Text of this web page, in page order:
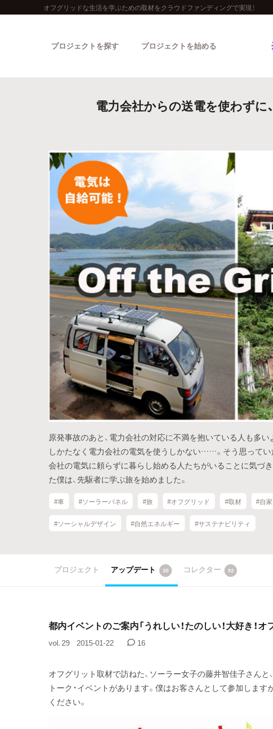
オフグリッドな生活を学ぶための取材をクラウドファンディングで実現！
プロジェクトを探す
人気のプロジェ
最新達
プロジェクトを始める
電力会社からの送電を使わずに
原発事故のあと、電力会社の対応に不満を抱いている人も多い
しかたなく電力会社の電気を使うしかない……。そう思ってい
会社の電気に頼らずに暮らし始める人たちがいることに気づ
た僕は、先駆者に学ぶ旅を始めました。
#車 #ソーラーパネル #旅 #オフグリッド #取材 #自
#ソーシャルデザイン #自然エネルギー #サステナビリティ
プロジェクト アップデート 30 コレクター 92
都内イベントのご案内「うれしい！たのしい！大好き！オ
vol. 29 2015-01-22 16
オフグリット取材で訪ねた、ソーラー女子の藤井智佳子さん
トーク・イベントがあります。僕はお客さんとして参加します
ください。